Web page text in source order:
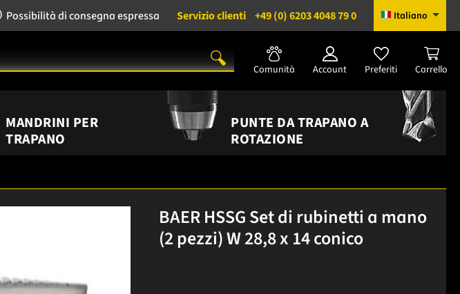
Possibilità di consegna espressa Servizio clienti +49 (0) 6203 4048 79 0 Italiano
Comunità Account Preferiti Carrello
MANDRINI PER
TRAPANO
PUNTE DA TRAPANO A
ROTAZIONE
BAER HSSG Set di rubinetti a mano
(2 pezzi) W 28,8 x 14 conico